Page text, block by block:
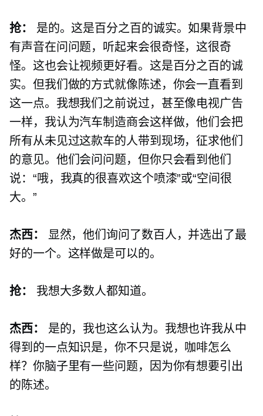
抢：
是的。这是百分之百的诚实。如果背景中
有声音在问问题，听起来会很奇怪，这很奇
怪。这也会让视频更好看。这是百分之百的诚
实。但我们做的方式就像陈述，你会一直看到
这一点。我想我们之前说过，甚至像电视广告
一样，我认为汽车制造商会这样做，他们会把
所有从未见过这款车的人带到现场，征求他们
的意见。他们会问问题，但你只会看到他们
说：“哦，我真的很喜欢这个喷漆”或“空间很
大。”
杰西：
显然，他们询问了数百人，并选出了最
好的一个。这样做是可以的。
抢： 我想大多数人都知道。
杰西：
是的，我也这么认为。我想也许我从中
得到的一点知识是，你不只是说，咖啡怎么
样？你脑子里有一些问题，因为你有想要引出
的陈述。